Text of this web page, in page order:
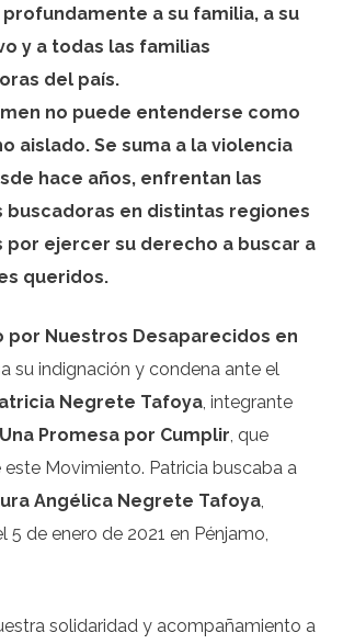
profundamente a su familia, a su
y a todas las familias
del país.
no puede entenderse como
aislado. Se suma a la violencia
hace años, enfrentan las
buscadoras en distintas regiones
por ejercer su derecho a buscar a
queridos.
por Nuestros Desaparecidos en
su indignación y condena ante el
Negrete Tafoya , integrante
Promesa por Cumplir , que
Movimiento. Patricia buscaba a
Angélica Negrete Tafoya
5 de enero de 2021 en Pénjamo,
solidaridad y acompañamiento a